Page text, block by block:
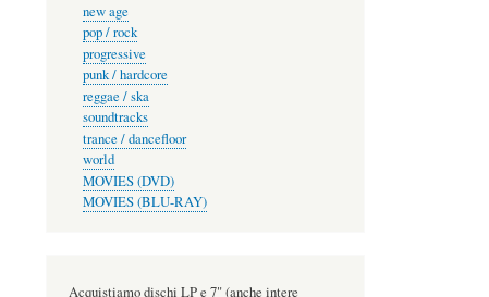
new age
pop / rock
progressive
punk / hardcore
reggae / ska
soundtracks
trance / dancefloor
world
MOVIES (DVD)
MOVIES (BLU-RAY)
Acquistiamo dischi LP e 7" (anche intere